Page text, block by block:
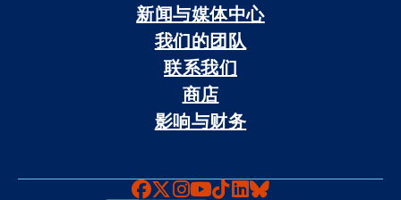
新闻与媒体中心
我们的团队
联系我们
商店
影响与财务